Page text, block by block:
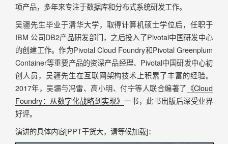
项产品，多年来专注于数据库和分布式系统研发工作。
吴疆先生毕业于清华大学，取得计算机硕士学位后，任职于
IBM 公司DB2产品研发部门，之后投入了Pivotal中国研发中心
的创建工作。作为Pivotal Cloud Foundry和Pivotal Greenplum
Container等重要产品的资深产品经理、Pivotal中国研发中心初
创人员，吴疆先生在互联网架构技术上积累了丰富的经验。
2017年，吴疆与冯雷、高小明、付宁等人联合编著了 《Cloud
Foundry：从数字化战略到实现》 一书，此书出版后深受业界
好评。
演讲的具体内容[PPT干货大，请等候加载]：